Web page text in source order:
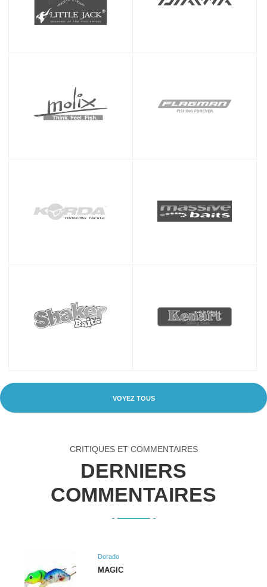
VOYEZ TOUS
CRITIQUES ET COMMENTAIRES
DERNIERS
COMMENTAIRES
Dorado
MAGIC